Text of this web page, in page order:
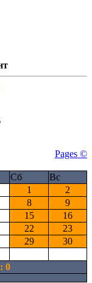
Pages ©
Сб
Вс
1
2
8
9
15
16
22
23
29
30
0